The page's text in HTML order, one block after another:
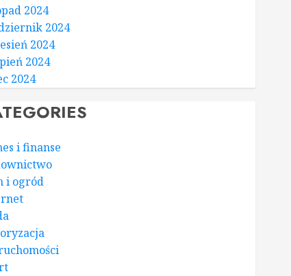
2024
2024
2024
2024
2024
i finanse
i ogród